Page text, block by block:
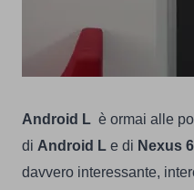
Android L è ormai alle
di Android L e di Nexus 6
davvero interessante,